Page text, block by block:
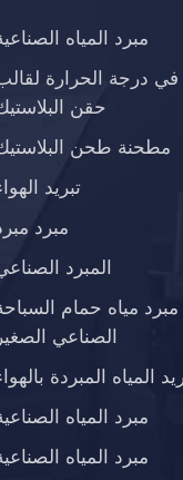
مبرد المياه
درجة الحرارة
حقن
مطحنة طحن
تبريد
مبرد
المبرد
مياه حمام
الصناعي الصغير
المياه المبردة
مبرد المياه
مبرد المياه